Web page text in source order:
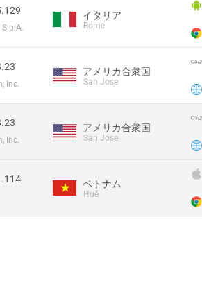
イタリア
Rome
Inc.
アメリカ合衆国
San Jose
Inc.
アメリカ合衆国
San Jose
ベトナム
Huế